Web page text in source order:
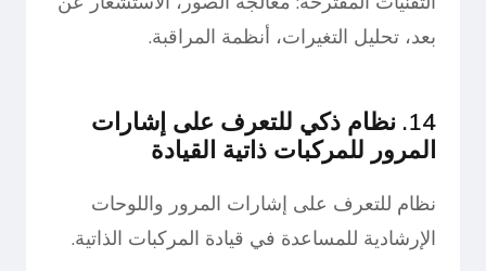
بعد، تحليل التغيرات، أنظمة المراقبة.
14. نظام ذكي للتعرف على إشارات
المرور للمركبات ذاتية القيادة
نظام للتعرف على إشارات المرور واللوحات
الإرشادية للمساعدة في قيادة المركبات الذاتية.